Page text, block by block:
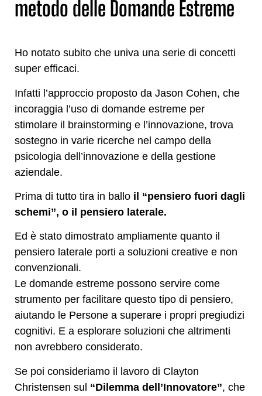
metodo delle Domande Estreme
Ho notato subito che univa una serie di concetti
super efficaci.
Infatti l’approccio proposto da Jason Cohen, che
incoraggia l’uso di domande estreme per
stimolare il brainstorming e l’innovazione, trova
sostegno in varie ricerche nel campo della
psicologia dell’innovazione e della gestione
aziendale.
Prima di tutto tira in ballo il “pensiero fuori dagli
schemi”, o il pensiero laterale.
Ed è stato dimostrato ampliamente quanto il
pensiero laterale porti a soluzioni creative e non
convenzionali.
Le domande estreme possono servire come
strumento per facilitare questo tipo di pensiero,
aiutando le Persone a superare i propri pregiudizi
cognitivi. E a esplorare soluzioni che altrimenti
non avrebbero considerato.
Se poi consideriamo il lavoro di Clayton
Christensen sul “Dilemma dell’Innovatore”, che